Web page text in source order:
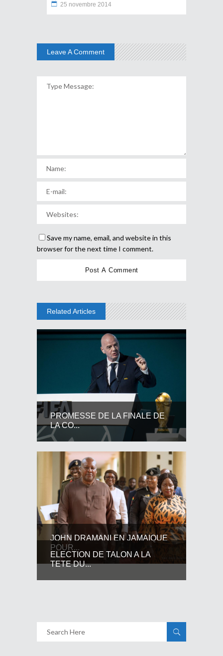
25 novembre 2014
Leave A Comment
Save my name, email, and website in this
browser for the next time I comment.
Related Articles
PROMESSE DE LA FINALE DE
LA CO...
JOHN DRAMANI EN JAMAIQUE
POUR...
ELECTION DE TALON A LA
TETE DU...